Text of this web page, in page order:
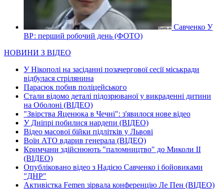
Савченко У
ВР: перший робочий день (ФОТО)
НОВИНИ З ВІДЕО
У Нікополі на засіданні позачергової сесії міськради
відбулася стрілянина
Парасюк побив поліцейського
Стали відомо деталі підозрюваної у викраденні дитини
на Оболоні (ВІДЕО)
"Звірства Яценюка в Чечні": з'явилося нове відео
У Дніпрі побилися нардепи (ВІДЕО)
Відео масової бійки підлітків у Львові
Воїн АТО вдарив генерала (ВІДЕО)
Кримчани здійснюють "паломництво" до Миколи ІІ
(ВІДЕО)
Опубліковано відео з Надією Савченко і бойовиками
"ДНР"
Активістка Femen зірвала конференцію Ле Пен (ВІДЕО)